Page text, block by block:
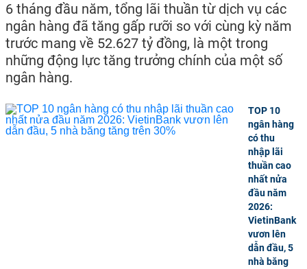
6 tháng đầu năm, tổng lãi thuần từ dịch vụ các
ngân hàng đã tăng gấp rưỡi so với cùng kỳ năm
trước mang về 52.627 tỷ đồng, là một trong
những động lực tăng trưởng chính của một số
ngân hàng.
TOP 10
ngân hàng
có thu
nhập lãi
thuần cao
nhất nửa
đầu năm
2026:
VietinBank
vươn lên
dẫn đầu, 5
nhà băng